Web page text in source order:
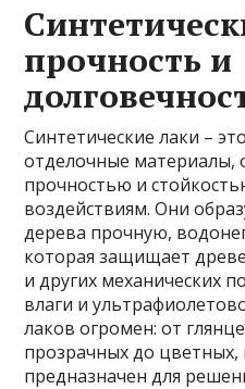
прочность и
Синтетические лаки –
отделочные материалы,
прочностью и
воздействиям. Они
дерева прочную,
которая защищает
и других механических
влаги и
лаков огромен: от
прозрачных до
предназначен для